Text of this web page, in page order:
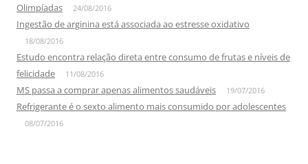
Olimpíadas
24/08/2016
Ingestão de arginina está associada ao estresse oxidativo
18/08/2016
Estudo encontra relação direta entre consumo de frutas e níveis de
felicidade
11/08/2016
MS passa a comprar apenas alimentos saudáveis 19/07/2016
Refrigerante é o sexto alimento mais consumido por adolescentes
08/07/2016